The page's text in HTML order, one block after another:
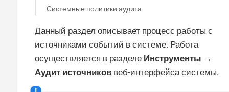
Системные политики аудита
Данный раздел описывает процесс работы с
источниками событий в системе. Работа
осуществляется в разделе Инструменты →
Аудит источников веб-интерфейса системы.